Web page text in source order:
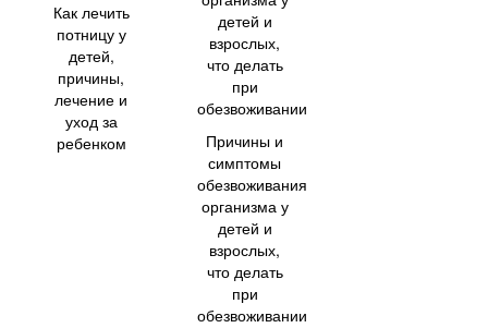
Как лечить
потницу у
детей,
причины,
лечение и
уход за
ребенком
Причины и
симптомы
обезвоживания
организма у
детей и
взрослых,
что делать
при
обезвоживании